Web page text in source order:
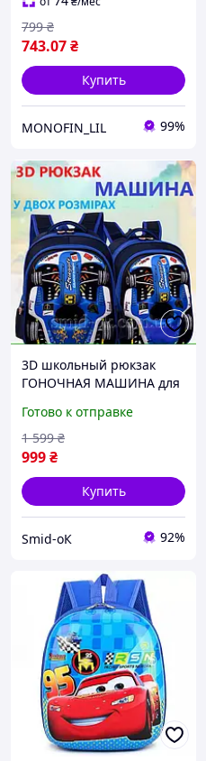
743.07₴
799 ₴
Купить
MONOFIN_LIL 99%
3D школьный рюкзак
ГОНОЧНАЯ МАШИНА для
каркасный
ортопедический синій.
Готово к отправке
999₴
1 599 ₴
Купить
Smid-оК 92%